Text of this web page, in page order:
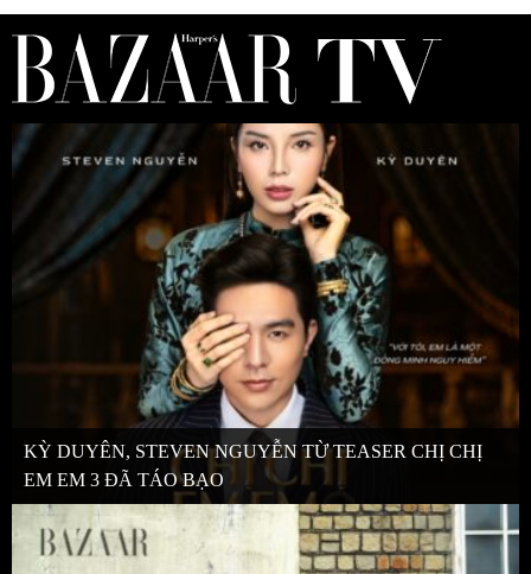
KỲ DUYÊN, STEVEN NGUYỄN TỪ TEASER CHỊ CHỊ
EM EM 3 ĐÃ TÁO BẠO